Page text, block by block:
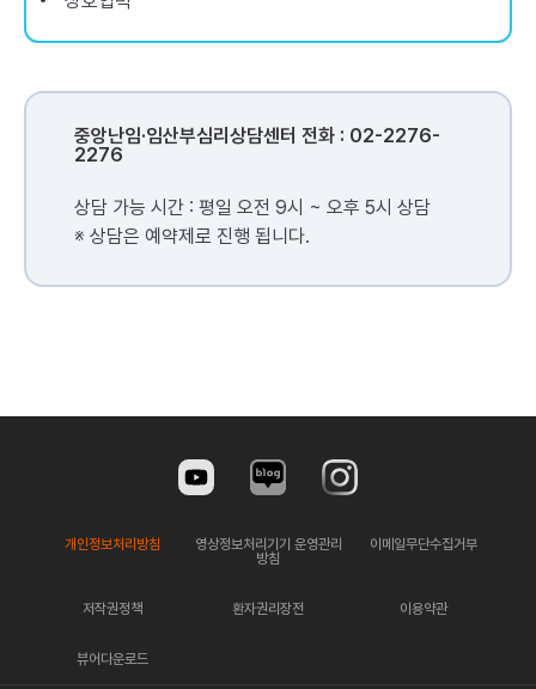
중앙난임·임산부심리상담센터 전화 : 02-2276-
2276
상담 가능 시간 : 평일 오전 9시 ~ 오후 5시 상담
※ 상담은 예약제로 진행 됩니다.
개인정보처리방침
영상정보처리기기 운영관리
방침
이메일무단수집거부
저작권정책 환자권리장전 이용약관
뷰어다운로드